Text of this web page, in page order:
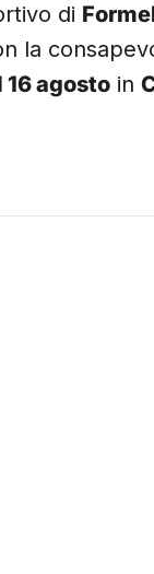
di
la
16 agosto in